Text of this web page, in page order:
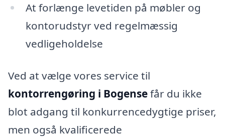
At forlænge levetiden på møbler og
kontorudstyr ved regelmæssig
vedligeholdelse
Ved at vælge vores service til
kontorrengøring i Bogensefår du ikke
blot adgang til konkurrencedygtige priser,
men også kvalificerede